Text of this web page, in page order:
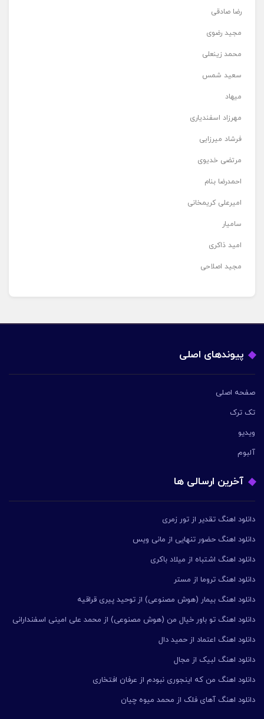
رضا صادقی
مجید رضوی
محمد زینعلی
سعید شمس
میهاد
مهرزاد اسفندیاری
فرشاد میرزایی
مرتضی خدیوی
احمدرضا بنام
امیرعلی کریمخانی
سامیار
امید ذاکری
مجید اصلاحی
پیوندهای اصلی
صفحه اصلی
تک ترک
ویدیو
آلبوم
آخرین ارسالی ها
دانلود اهنگ تقدیر از تور زمری
دانلود اهنگ حضور تنهایی از مانی ویس
دانلود اهنگ اشتباه از میلاد باکری
دانلود اهنگ تروما از مستر
دانلود اهنگ بیمار (هوش مصنوعی) از توحید پیری قراقیه
دانلود اهنگ تو باور خیال من (هوش مصنوعی) از محمد علی امینی اسفندارانی
دانلود اهنگ اعتماد از حمید دال
دانلود اهنگ لبیک از مجال
دانلود اهنگ من که اینجوری نبودم از عرفان افتخاری
دانلود اهنگ آهای فلک از محمد میوه چیان